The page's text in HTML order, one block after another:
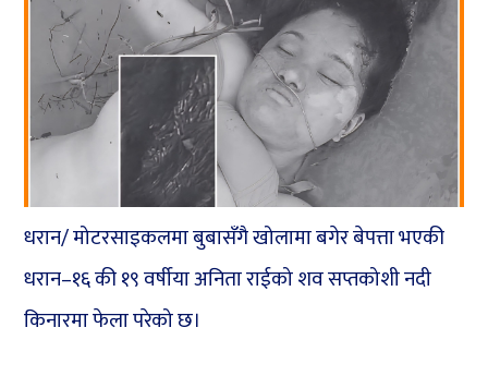
धरान/ मोटरसाइकलमा बुबासँगै खोलामा बगेर बेपत्ता भएकी
धरान–१६ की १९ वर्षीया अनिता राईको शव सप्तकोशी नदी
किनारमा फेला परेको छ।